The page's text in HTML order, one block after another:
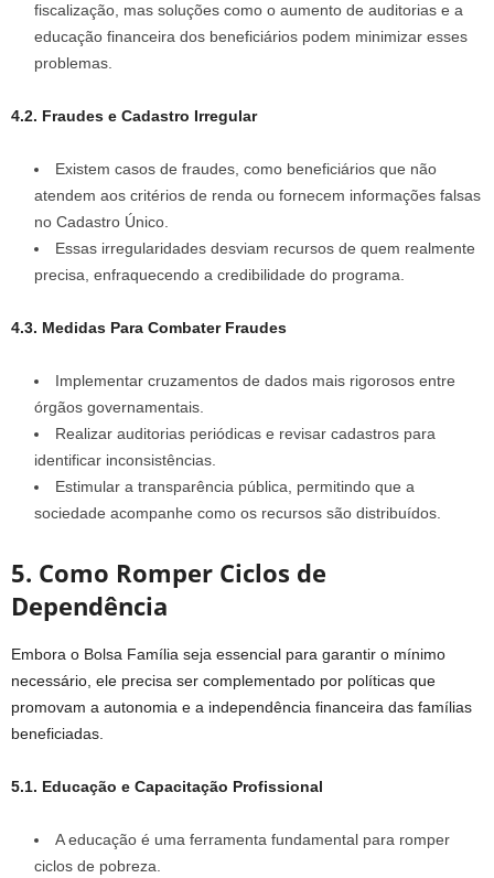
fiscalização, mas soluções como o aumento de auditorias e a
educação financeira dos beneficiários podem minimizar esses
problemas.
4.2. Fraudes e Cadastro Irregular
Existem casos de fraudes, como beneficiários que não
atendem aos critérios de renda ou fornecem informações falsas
no Cadastro Único.
Essas irregularidades desviam recursos de quem realmente
precisa, enfraquecendo a credibilidade do programa.
4.3. Medidas Para Combater Fraudes
Implementar cruzamentos de dados mais rigorosos entre
órgãos governamentais.
Realizar auditorias periódicas e revisar cadastros para
identificar inconsistências.
Estimular a transparência pública, permitindo que a
sociedade acompanhe como os recursos são distribuídos.
5. Como Romper Ciclos de
Dependência
Embora o Bolsa Família seja essencial para garantir o mínimo
necessário, ele precisa ser complementado por políticas que
promovam a autonomia e a independência financeira das famílias
beneficiadas.
5.1. Educação e Capacitação Profissional
A educação é uma ferramenta fundamental para romper
ciclos de pobreza.